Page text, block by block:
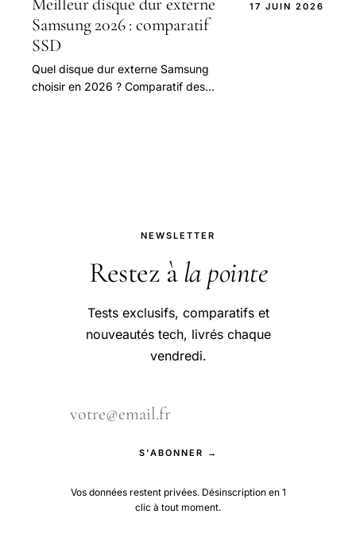
Samsung 2026 : comparatif
SSD
Quel disque dur externe Samsung
choisir en 2026 ? Comparatif des
17 JUIN 2026
NEWSLETTER
Restez à la pointe
Tests exclusifs, comparatifs et
nouveautés tech, livrés chaque
vendredi.
S'ABONNER →
Vos données restent privées. Désinscription en 1
clic à tout moment.